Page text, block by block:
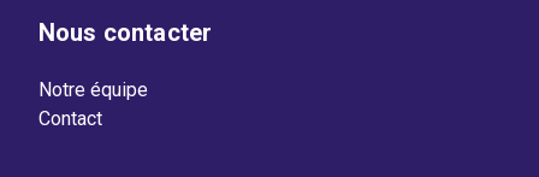
Nous contacter
Notre équipe
Contact